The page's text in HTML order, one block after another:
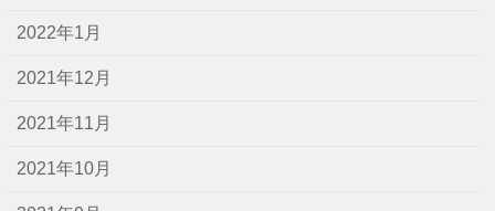
2022年1月
2021年12月
2021年11月
2021年10月